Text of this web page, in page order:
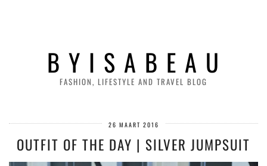
B Y I S A B E A U
FASHION, LIFESTYLE AND TRAVEL BLOG
26 MAART 2016
OUTFIT OF THE DAY | SILVER JUMPSUIT